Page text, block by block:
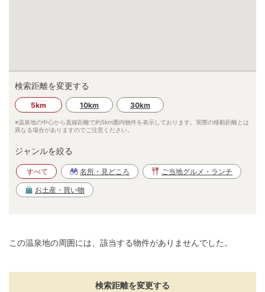
検索距離を変更する
5km 10km 30km
※温泉地の中心から直線距離で約5km圏内物件を表示しております。実際の移動距離とは
異なる場合がありますのでご注意ください。
ジャンルを絞る
すべて 名所・見どころ ご当地グルメ・ランチ
お土産・買い物
この温泉地の周囲には、該当する物件がありませんでした。
検索距離を変更する